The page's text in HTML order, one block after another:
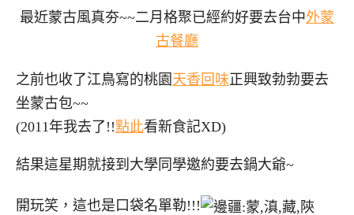
最近蒙古風真夯~~二月格聚已經約好要去台中外蒙
古餐廳
之前也收了江鳥寫的桃園 天香回味正興致勃勃要去
坐蒙古包~~
(2011年我去了!!點此看新食記XD)
結果這星期就接到大學同學邀約要去鍋大爺~
開玩笑，這也是口袋名單勒!!!